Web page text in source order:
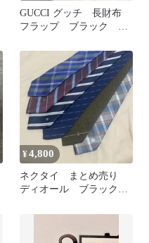
GUCCI グッチ 長財布
フラップ ブラック GG
ゴ
¥4,800
ネクタイ まとめ売り
ディオール ブラックレ
シー